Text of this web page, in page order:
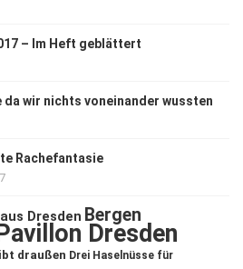
– Im Heft geblättert
da wir nichts voneinander wussten
Rachefantasie
Dresden Bergen
Dresden
draußen Drei Haselnüsse für